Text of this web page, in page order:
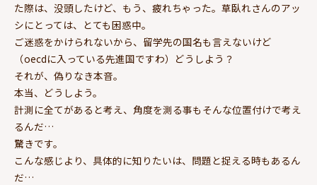
た際は、没頭したけど、もう、疲れちゃった。草臥れさんのアッ
シにとっては、とても困惑中。
ご迷惑をかけられないから、留学先の国名も言えないけど
（oecdに入っている先進国ですわ）どうしよう？
それが、偽りなき本音。
本当、どうしよう。
計測に全てがあると考え、角度を測る事もそんな位置付けで考え
るんだ…
驚きです。
こんな感じより、具体的に知りたいは、問題と捉える時もあるん
だ…